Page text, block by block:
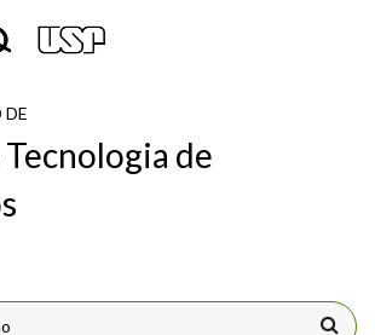
principal
DE
de